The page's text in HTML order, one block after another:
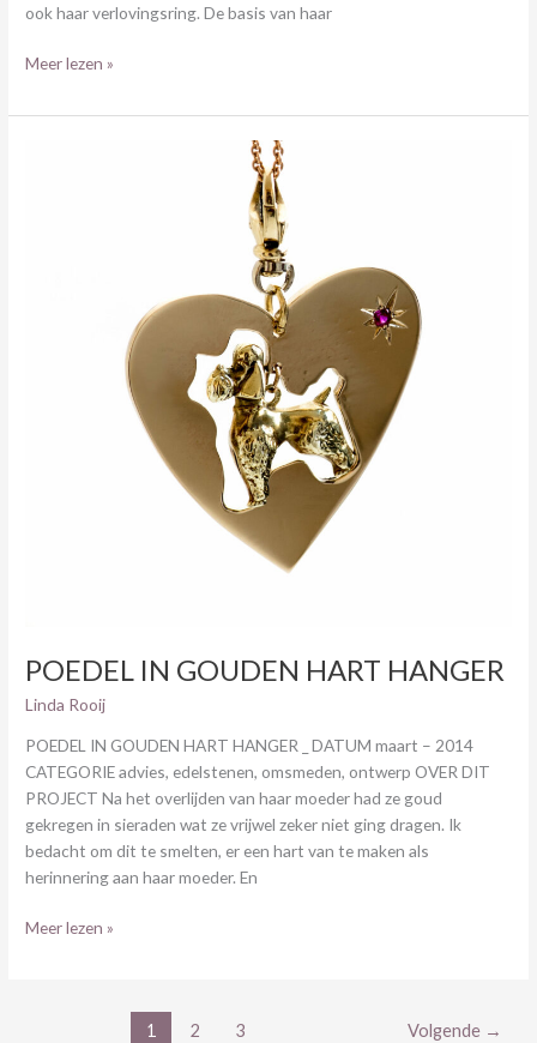
ook haar verlovingsring. De basis van haar
Meer lezen »
POEDEL IN GOUDEN HART HANGER
Linda Rooij
POEDEL IN GOUDEN HART HANGER _ DATUM maart – 2014
CATEGORIE advies, edelstenen, omsmeden, ontwerp OVER DIT
PROJECT Na het overlijden van haar moeder had ze goud
gekregen in sieraden wat ze vrijwel zeker niet ging dragen. Ik
bedacht om dit te smelten, er een hart van te maken als
herinnering aan haar moeder. En
Meer lezen »
1 2 3 Volgende →